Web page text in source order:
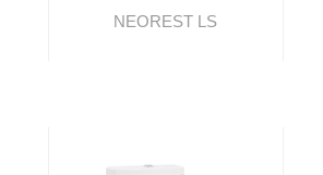
NEOREST LS